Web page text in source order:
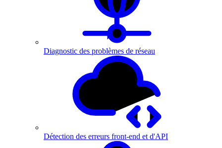
Diagnostic des problèmes de réseau
Détection des erreurs front-end et d'API